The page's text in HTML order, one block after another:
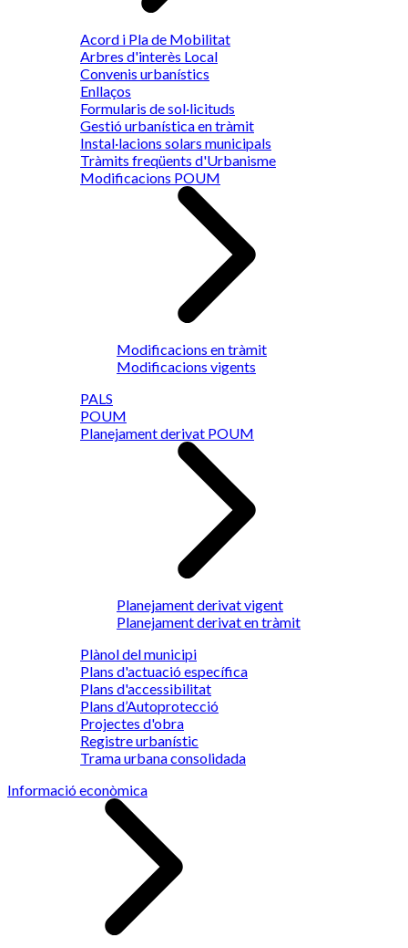
Acord i Pla de Mobilitat
Arbres d'interès Local
Convenis urbanístics
Enllaços
Formularis de sol·licituds
Gestió urbanística en tràmit
Instal·lacions solars municipals
Tràmits freqüents d'Urbanisme
Modificacions POUM
Modificacions en tràmit
Modificacions vigents
PALS
POUM
Planejament derivat POUM
Planejament derivat vigent
Planejament derivat en tràmit
Plànol del municipi
Plans d'actuació específica
Plans d'accessibilitat
Plans d’Autoprotecció
Projectes d'obra
Registre urbanístic
Trama urbana consolidada
Informació econòmica